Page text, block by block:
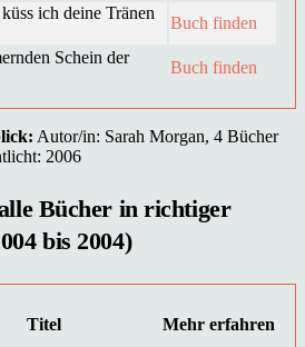
ich deine Tränen
Buch finden
Schein der
Buch finden
Autor/in: Sarah Morgan, 4 Bücher
2006
Bücher in richtiger
bis 2004)
Titel
Mehr erfahren